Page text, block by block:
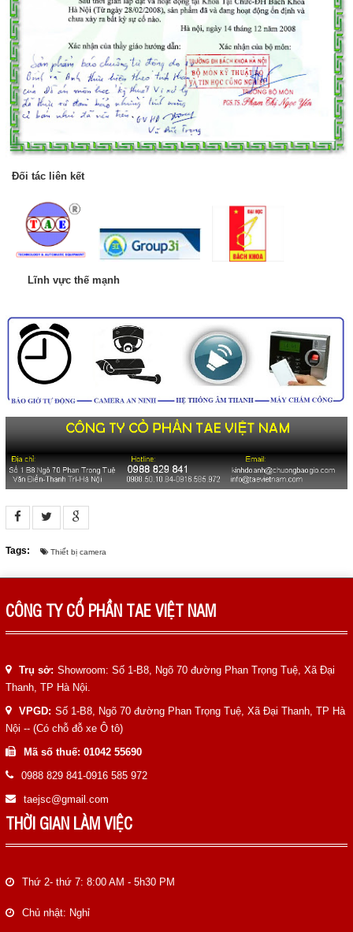
Đối tác liên kết
Lĩnh vực thế mạnh
Tags: Thiết bị camera
CÔNG TY CỔ PHẦN TAE VIỆT NAM
Trụ sở: Showroom: Số 1-B8, Ngõ 70 đường Phan Trọng Tuệ, Xã Đại
Thanh, TP Hà Nội.
VPGD: Số 1-B8, Ngõ 70 đường Phan Trọng Tuệ, Xã Đại Thanh, TP Hà
Nội -- (Có chỗ đỗ xe Ô tô)
Mã số thuế: 01042 55690
0988 829 841-0916 585 972
taejsc@gmail.com
THỜI GIAN LÀM VIỆC
Thứ 2- thứ 7: 8:00 AM - 5h30 PM
Chủ nhật: Nghỉ